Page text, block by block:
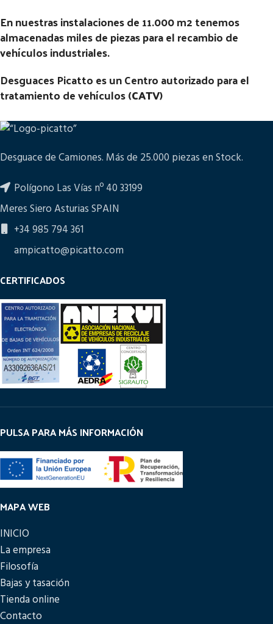
En nuestras instalaciones de 11.000 m2 tenemos
almacenadas miles de piezas para el recambio de
vehículos industriales.
Desguaces Picatto es un Centro autorizado para el
tratamiento de vehículos (CATV)
Desguace de Camiones. Más de 25.000 piezas en Stock.
Polígono Las Vías nº 40 33199
Meres Siero Asturias SPAIN
+34 985 794 361
ampicatto@picatto.com
CERTIFICADOS
PULSA PARA MÁS INFORMACIÓN
MAPA WEB
INICIO
La empresa
Filosofía
Bajas y tasación
Tienda online
Contacto